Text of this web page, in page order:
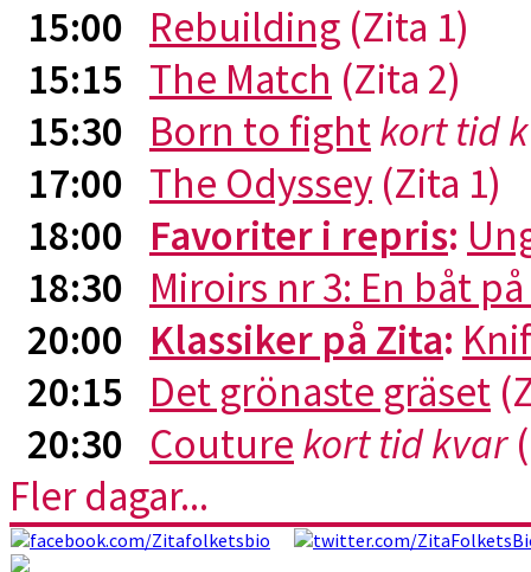
15:00 Rebuilding (Zita 1)
15:15 The Match (Zita 2)
15:30 Born to fightkort tid
17:00 The Odyssey (Zita 1)
18:00 Favoriter i repris:
18:30 Miroirs nr 3: En båt
20:00 Klassiker på Zita:
20:15 Det grönaste gräset
20:30 Couture kort tid kvar
Fler dagar...